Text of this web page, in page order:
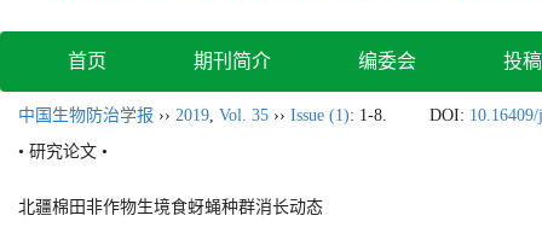
首页 期刊简介 编委会 投
中国生物防治学报 ›› 2019, Vol. 35 ›› Issue (1): 1-8. DOI:
• 研究论文 •
北疆棉田非作物生境食蚜蝇种群消长动态